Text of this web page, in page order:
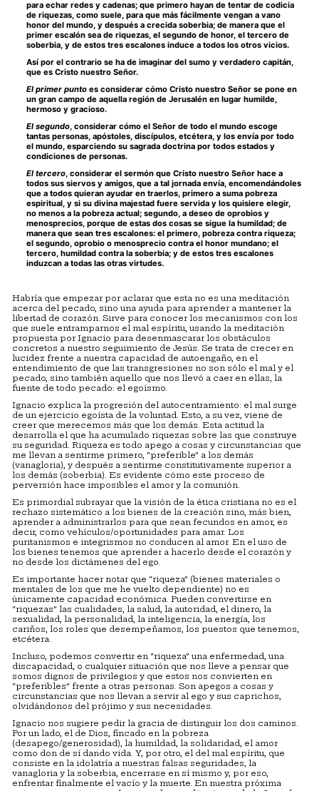
para echar redes y cadenas; que primero hayan de tentar de codicia
de riquezas, como suele, para que más fácilmente vengan a vano
honor del mundo, y después a crecida soberbia; de manera que el
primer escalón sea de riquezas, el segundo de honor, el tercero de
soberbia, y de estos tres escalones induce a todos los otros vicios.
Así por el contrario se ha de imaginar del sumo y verdadero capitán,
que es Cristo nuestro Señor.
El primer punto es considerar cómo Cristo nuestro Señor se pone en
un gran campo de aquella región de Jerusalén en lugar humilde,
hermoso y gracioso.
El segundo, considerar cómo el Señor de todo el mundo escoge
tantas personas, apóstoles, discípulos, etcétera, y los envía por todo
el mundo, esparciendo su sagrada doctrina por todos estados y
condiciones de personas.
El tercero, considerar el sermón que Cristo nuestro Señor hace a
todos sus siervos y amigos, que a tal jornada envía, encomendándoles
que a todos quieran ayudar en traerlos, primero a suma pobreza
espiritual, y si su divina majestad fuere servida y los quisiere elegir,
no menos a la pobreza actual; segundo, a deseo de oprobios y
menosprecios, porque de estas dos cosas se sigue la humildad; de
manera que sean tres escalones: el primero, pobreza contra riqueza;
el segundo, oprobio o menosprecio contra el honor mundano; el
tercero, humildad contra la soberbia; y de estos tres escalones
induzcan a todas las otras virtudes.
Habría que empezar por aclarar que esta no es una meditación
acerca del pecado, sino una ayuda para aprender a mantener la
libertad de corazón. Sirve para conocer los mecanismos con los
que suele entramparnos el mal espíritu, usando la meditación
propuesta por Ignacio para desenmascarar los obstáculos
concretos a nuestro seguimiento de Jesús. Se trata de crecer en
lucidez frente a nuestra capacidad de autoengaño, en el
entendimiento de que las transgresiones no son sólo el mal y el
pecado, sino también aquello que nos llevó a caer en ellas, la
fuente de todo pecado: el egoísmo.
Ignacio explica la progresión del autocentramiento: el mal surge
de un ejercicio egoísta de la voluntad. Esto, a su vez, viene de
creer que merecemos más que los demás. Esta actitud la
desarrolla el que ha acumulado riquezas sobre las que construye
su seguridad. Riqueza es todo apego a cosas y circunstancias que
me llevan a sentirme primero, “preferible” a los demás
(vanagloria), y después a sentirme constitutivamente superior a
los demás (soberbia). Es evidente cómo este proceso de
perversión hace imposibles el amor y la comunión.
Es primordial subrayar que la visión de la ética cristiana no es el
rechazo sistemático a los bienes de la creación sino, más bien,
aprender a administrarlos para que sean fecundos en amor, es
decir, como vehículos/oportunidades para amar. Los
puritanismos e integrismos no conducen al amor. En el uso de
los bienes tenemos que aprender a hacerlo desde el corazón y
no desde los dictámenes del ego.
Es importante hacer notar que “riqueza” (bienes materiales o
mentales de los que me he vuelto dependiente) no es
únicamente capacidad económica. Pueden convertirse en
“riquezas” las cualidades, la salud, la autoridad, el dinero, la
sexualidad, la personalidad, la inteligencia, la energía, los
cariños, los roles que desempeñamos, los puestos que tenemos,
etcétera.
Incluso, podemos convertir en “riqueza” una enfermedad, una
discapacidad, o cualquier situación que nos lleve a pensar que
somos dignos de privilegios y que estos nos convierten en
“preferibles” frente a otras personas. Son apegos a cosas y
circunstancias que nos llevan a servir al ego y sus caprichos,
olvidándonos del prójimo y sus necesidades.
Ignacio nos sugiere pedir la gracia de distinguir los dos caminos.
Por un lado, el de Dios, fincado en la pobreza
(desapego/generosidad), la humildad, la solidaridad, el amor
como don de sí dando vida. Y, por otro, el del mal espíritu, que
consiste en la idolatría a nuestras falsas seguridades, la
vanagloria y la soberbia, encerrase en sí mismo y, por eso,
enfrentar finalmente el vacío y la muerte. En nuestra próxima